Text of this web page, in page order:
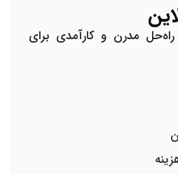
راه‌حل مدرن و کارآمدی برای